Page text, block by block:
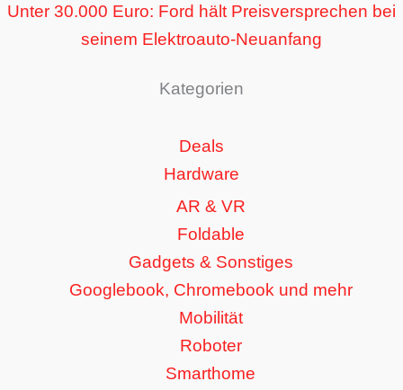
Unter 30.000 Euro: Ford hält Preisversprechen bei
seinem Elektroauto-Neuanfang
Kategorien
Deals
Hardware
AR & VR
Foldable
Gadgets & Sonstiges
Googlebook, Chromebook und mehr
Mobilität
Roboter
Smarthome